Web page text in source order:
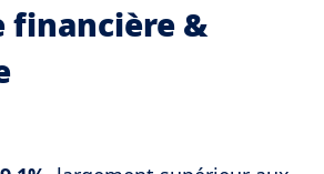
financière &